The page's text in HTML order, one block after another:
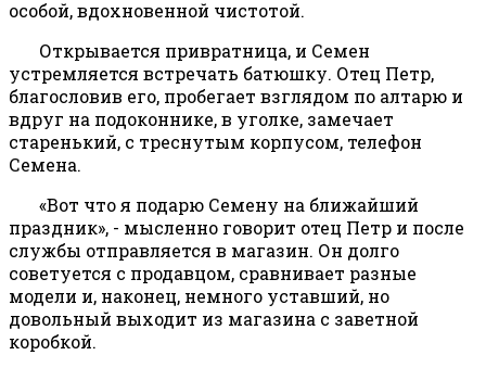
особой, вдохновенной чистотой.
Открывается привратница, и Семен
устремляется встречать батюшку. Отец Петр,
благословив его, пробегает взглядом по алтарю и
вдруг на подоконнике, в уголке, замечает
старенький, с треснутым корпусом, телефон
Семена.
«Вот что я подарю Семену на ближайший
праздник», - мысленно говорит отец Петр и после
службы отправляется в магазин. Он долго
советуется с продавцом, сравнивает разные
модели и, наконец, немного уставший, но
довольный выходит из магазина с заветной
коробкой.